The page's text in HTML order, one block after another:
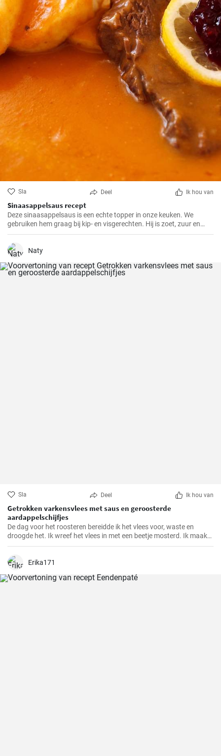
Sla Deel Ik hou van
Sinaasappelsaus recept
Deze sinaasappelsaus is een echte topper in onze keuken. We
gebruiken hem graag bij kip- en visgerechten. Hij is zoet, zuur en
heeft een frisse sinaasappelsmaak die elk gerecht pittiger maakt.
Naty
Sla Deel Ik hou van
Getrokken varkensvlees met saus en geroosterde
aardappelschijfjes
De dag voor het roosteren bereidde ik het vlees voor, waste en
droogde het. Ik wreef het vlees in met een beetje mosterd. Ik maakte
een marinade van alle ingrediënten en goot deze over het vlees,
het marineren tot de volgende dag.
Erika171